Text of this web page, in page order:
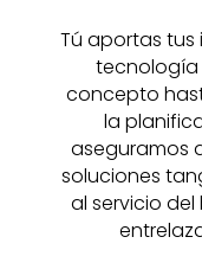
Tú aportas tus
tecnología
concepto
la
aseguramos
soluciones
al servicio